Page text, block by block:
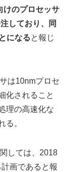
のプロセッサ
しており、同
になると報じ
は10nmプロセ
化されること
理の高速化な
る。
しては、2018
画であると報